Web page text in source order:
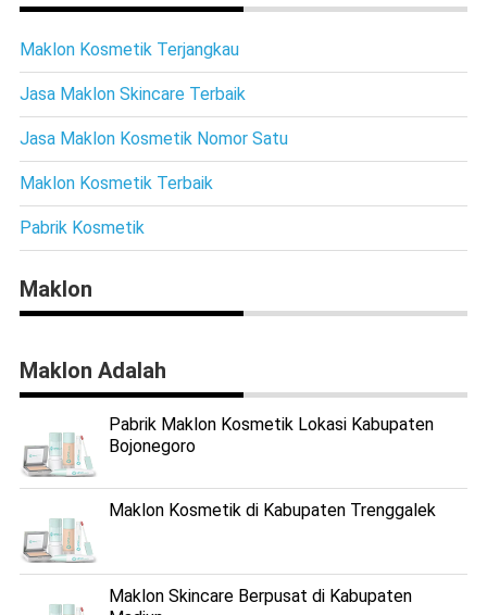
Maklon Kosmetik Terjangkau
Jasa Maklon Skincare Terbaik
Jasa Maklon Kosmetik Nomor Satu
Maklon Kosmetik Terbaik
Pabrik Kosmetik
Maklon
Maklon Adalah
Pabrik Maklon Kosmetik Lokasi Kabupaten
Bojonegoro
Maklon Kosmetik di Kabupaten Trenggalek
Maklon Skincare Berpusat di Kabupaten